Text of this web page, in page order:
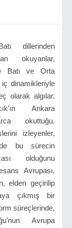
dillerinden
okuyanlar,
Batı ve Orta
dinamikleriyle
olarak algılar.
Ankara
okuttuğu,
izleyenler,
bu sürecin
olduğunu
Avrupası,
elden geçirilip
çıkmış bir
süreçlerinde,
Avrupa